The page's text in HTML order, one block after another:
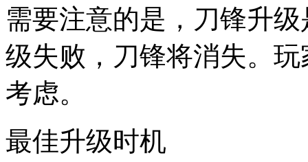
需要注意的是，刀锋升
级失败，刀锋将消失。
考虑。
最佳升级时机